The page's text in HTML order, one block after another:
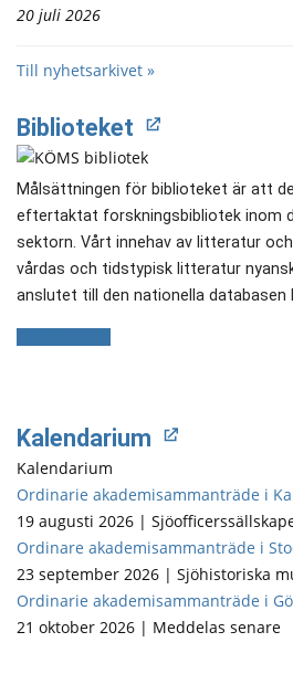
20 juli 2026
Till nyhetsarkivet »
Biblioteket
Målsättningen för biblioteket är att
eftertaktat forskningsbibliotek inom
sektorn. Vårt innehav av litteratur
vårdas och tidstypisk litteratur
anslutet till den nationella databasen
Kalendarium
Kalendarium
Ordinarie akademisammanträde i
19 augusti 2026 |
Ordinare akademisammanträde i
23 september 2026 | Sjöhistoriska
Ordinarie akademisammanträde i
21 oktober 2026 | Meddelas senare